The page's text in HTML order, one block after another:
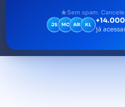
direitos e as
jurídicas dentro da
Sem spam.
JS MC AR KL
já